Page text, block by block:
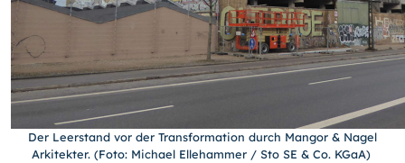
Der Leerstand vor der Transformation durch Mangor & Nagel
Arkitekter. (Foto: Michael Ellehammer / Sto SE & Co. KGaA)